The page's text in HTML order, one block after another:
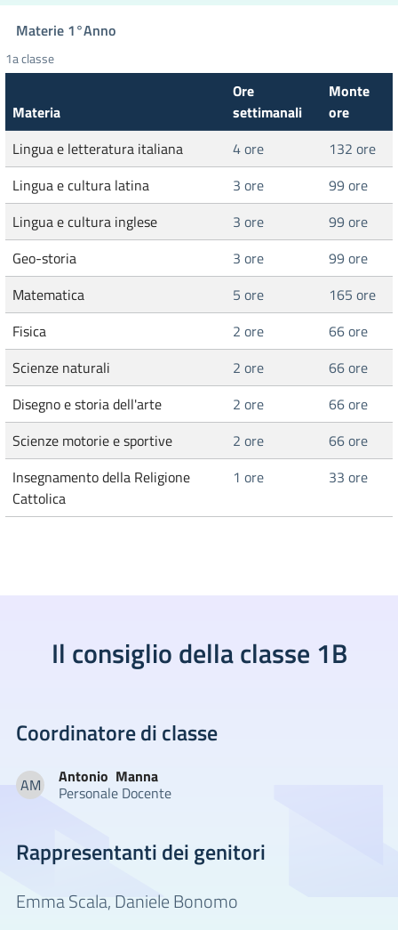
Materie 1°Anno
1a classe
Materia
Ore
settimanali
Monte
ore
Lingua e letteratura italiana
4 ore
132 ore
Lingua e cultura latina
3 ore
99 ore
Lingua e cultura inglese
3 ore
99 ore
Geo-storia
3 ore
99 ore
Matematica
5 ore
165 ore
Fisica
2 ore
66 ore
Scienze naturali
2 ore
66 ore
Disegno e storia dell'arte
2 ore
66 ore
Scienze motorie e sportive
2 ore
66 ore
Insegnamento della Religione
Cattolica
1 ore 33 ore
Il consiglio della classe 1B
Coordinatore di classe
AMAntonio Manna
Antonio Manna
Personale Docente
Rappresentanti dei genitori
Emma Scala,Daniele Bonomo